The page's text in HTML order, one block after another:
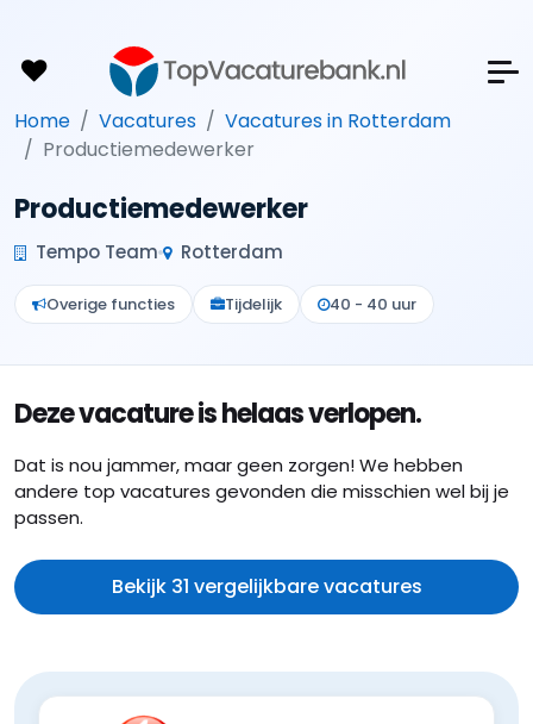
Home Vacatures
Vacatures in Rotterdam
Productiemedewerker
Productiemedewerker
Tempo Team Rotterdam
Overige functies Tijdelijk 40 - 40 uur
Deze vacature is helaas verlopen.
Dat is nou jammer, maar geen zorgen! We hebben
andere top vacatures gevonden die misschien wel bij je
passen.
Bekijk 31 vergelijkbare vacatures